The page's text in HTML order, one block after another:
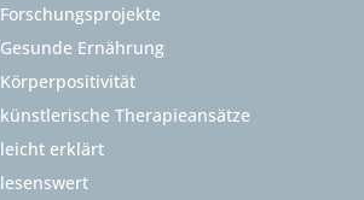
Forschungsprojekte
Gesunde Ernährung
Körperpositivität
künstlerische Therapieansätze
leicht erklärt
lesenswert